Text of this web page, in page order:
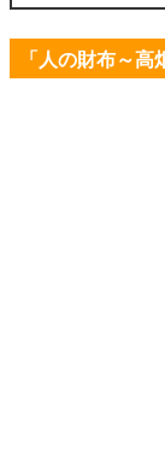
「人の財布～